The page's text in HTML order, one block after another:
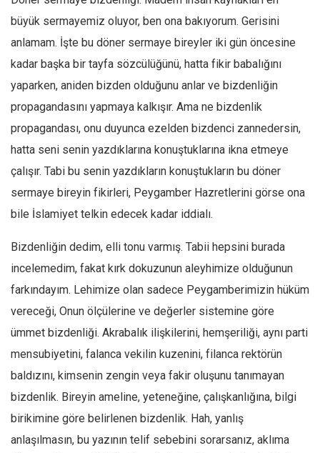
büyük sermayemiz oluyor, ben ona bakıyorum. Gerisini
anlamam. İşte bu döner sermaye bireyler iki gün öncesine
kadar başka bir tayfa sözcülüğünü, hatta fikir babalığını
yaparken, aniden bizden olduğunu anlar ve bizdenliğin
propagandasını yapmaya kalkışır. Ama ne bizdenlik
propagandası, onu duyunca ezelden bizdenci zannedersin,
hatta seni senin yazdıklarına konuştuklarına ikna etmeye
çalışır. Tabi bu senin yazdıkların konuştukların bu döner
sermaye bireyin fikirleri, Peygamber Hazretlerini görse ona
bile İslamiyet telkin edecek kadar iddialı.
Bizdenliğin dedim, elli tonu varmış. Tabii hepsini burada
incelemedim, fakat kırk dokuzunun aleyhimize olduğunun
farkındayım. Lehimize olan sadece Peygamberimizin hüküm
vereceği, Onun ölçülerine ve değerler sistemine göre
ümmet bizdenliği. Akrabalık ilişkilerini, hemşeriliği, aynı parti
mensubiyetini, falanca vekilin kuzenini, filanca rektörün
baldızını, kimsenin zengin veya fakir oluşunu tanımayan
bizdenlik. Bireyin ameline, yeteneğine, çalışkanlığına, bilgi
birikimine göre belirlenen bizdenlik. Hah, yanlış
anlaşılmasın, bu yazının telif sebebini sorarsanız, aklıma